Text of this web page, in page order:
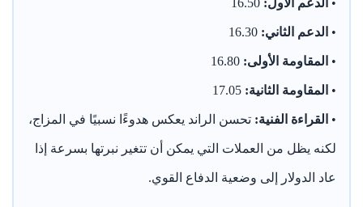
• الدعم الأول:
• الدعم الثاني:
• المقاومة الأولى:
• المقاومة الثانية:
• القراءة الفنية: تحسن الراند يعكس هدوءًا نسبيًا في المزاج،
لكنه يظل من العملات التي يمكن أن تتغير نبرتها بسرعة إذا
عاد الدولار إلى وضعية الدفاع القوي.